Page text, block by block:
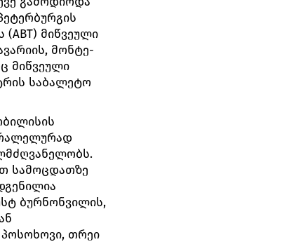
(ABT) მიწვეული
მონტე-
მიწვეული
საბალეტო
სამოცდათზე
ბურნონვილის,
თრეი